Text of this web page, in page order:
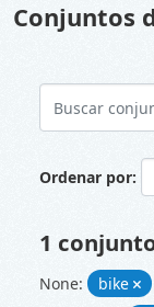
Conjuntos
Ordenar por
1
None: bike